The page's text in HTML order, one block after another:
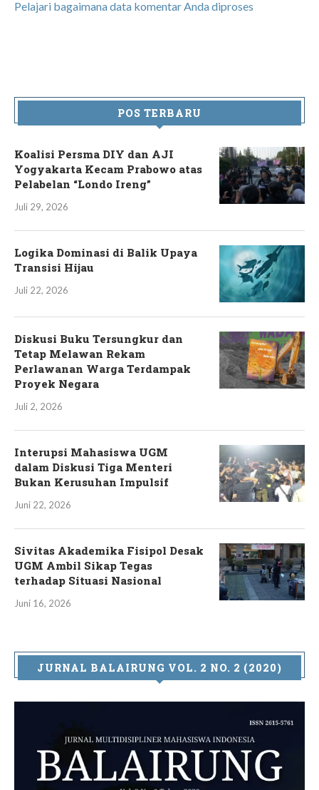
Pelajari bagaimana data komentar Anda diproses
POS TERBARU
Koalisi Persma DIY dan AJI
Yogyakarta Kecam Prabowo atas
Pelabelan “Londo Ireng”
Juli 29, 2026
Logika Dominasi di Balik Upaya
Transisi Hijau
Juli 22, 2026
Diskusi Buku Tersungkur dan
Tetap Melawan Rekam
Perlawanan Warga Terdampak
Proyek Negara
Juli 2, 2026
Interupsi Mahasiswa UGM
dalam Diskusi Tiga Menteri
Bukan Kerusuhan Impulsif
Juni 22, 2026
Sivitas Akademika Fisipol Desak
UGM Ambil Sikap Tegas
terhadap Situasi Nasional
Juni 16, 2026
JURNAL BALAIRUNG VOL. 2 NO. 2 (2020)